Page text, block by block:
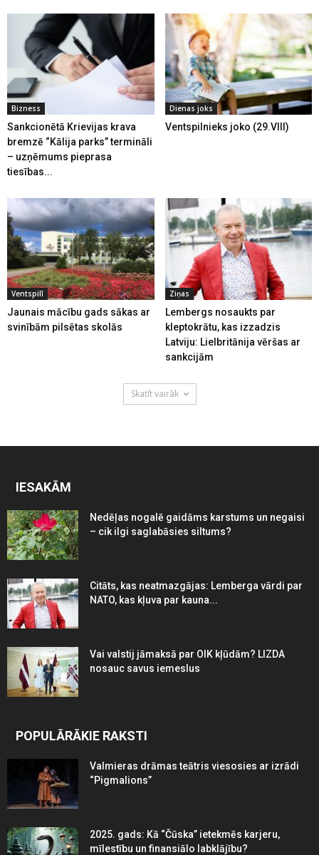
Bizness
Sankcionētā Krievijas krava
bremzē “Kālija parks” termināli
– uzņēmums pieprasa
tiesības...
Dienas joks
Ventspilnieks joko (29.VIII)
Ventspilī
Jaunais mācību gads sākas ar
svinībām pilsētas skolās
Ziņas
Lembergs nosaukts par
kleptokrātu, kas izzadzis
Latviju: Lielbritānija vēršas ar
sankcijām
Skatīt vairāk
IESAKĀM
Nedēļas nogalē gaidāms karstums un negaisi
– cik ilgi saglabāsies siltums?
Citāts, kas neatmazgājas: Lemberga vārdi par
NATO, kas kļuva par kauna...
Vai valstij jāmaksā par OIK kļūdām? LIZDA
nosauc savus iemeslus
POPULĀRĀKIE RAKSTI
Valmieras drāmas teātris viesosies ar izrādi
“Pigmalions”
2025. gads: Kā “Čūska” ietekmēs karjeru,
mīlestību un finansiālo labklājību?